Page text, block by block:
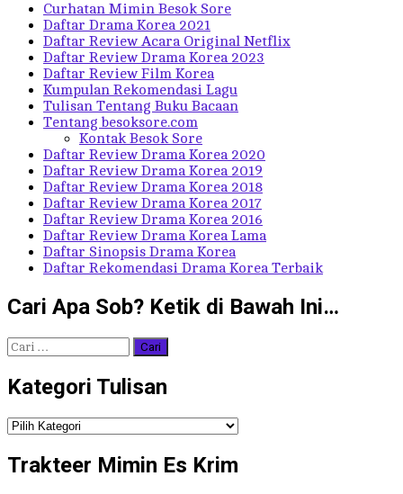
Curhatan Mimin Besok Sore
Daftar Drama Korea 2021
Daftar Review Acara Original Netflix
Daftar Review Drama Korea 2023
Daftar Review Film Korea
Kumpulan Rekomendasi Lagu
Tulisan Tentang Buku Bacaan
Tentang besoksore.com
Kontak Besok Sore
Daftar Review Drama Korea 2020
Daftar Review Drama Korea 2019
Daftar Review Drama Korea 2018
Daftar Review Drama Korea 2017
Daftar Review Drama Korea 2016
Daftar Review Drama Korea Lama
Daftar Sinopsis Drama Korea
Daftar Rekomendasi Drama Korea Terbaik
Cari Apa Sob? Ketik di Bawah Ini…
Cari
Kategori Tulisan
Kategori
Trakteer Mimin Es Krim